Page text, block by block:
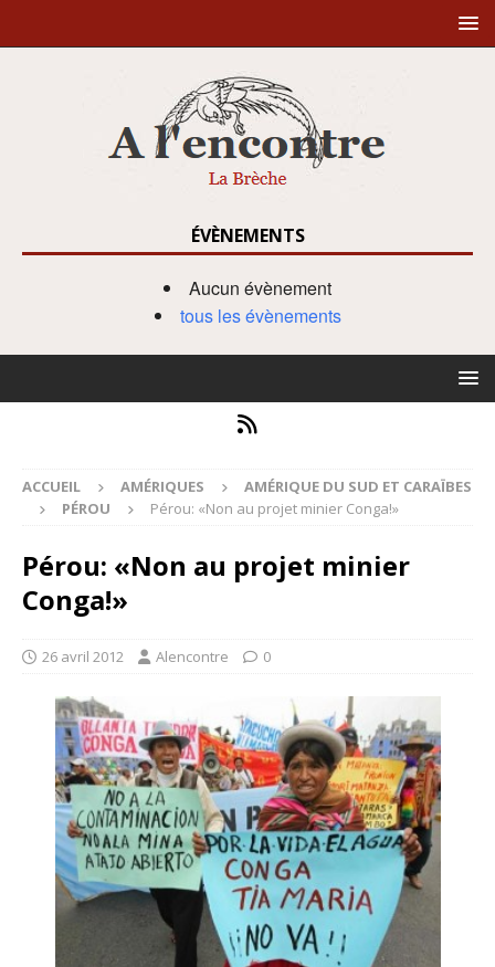
ÉVÈNEMENTS
Aucun évènement
tous les évènements
ACCUEIL AMÉRIQUES
AMÉRIQUE DU SUD ET CARAÏBES
PÉROU
Pérou: «Non au projet minier Conga!»
Pérou: «Non au projet minier
Conga!»
26 avril 2012 Alencontre 0